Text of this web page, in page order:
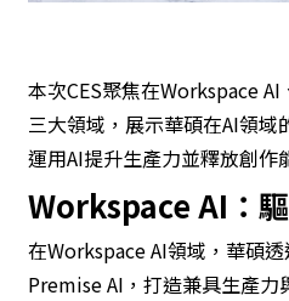
本次CES聚焦在Workspace
三大領域，展示華碩在AI領
運用AI提升生產力並釋放創作
Workspace AI：
在Workspace AI領域，華碩
Premise AI，打造兼具生產